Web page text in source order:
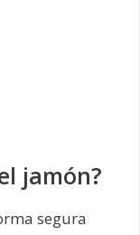
jamón?
segura